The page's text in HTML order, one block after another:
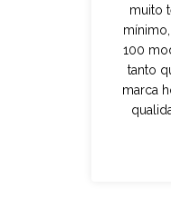
muito
100
tanto
marca